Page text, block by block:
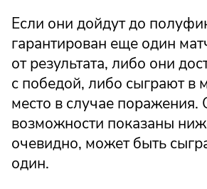
Если они дойдут до
гарантирован еще один
от результата, либо они
с победой, либо сыграют в
место в случае поражения.
возможности показаны
очевидно, может быть
один.